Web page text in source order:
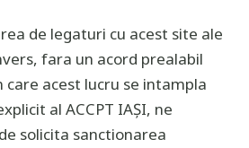
de legaturi cu acest site ale
fara un acord prealabil
care acest lucru se intampla
al ACCPT IAȘI, ne
solicita sanctionarea